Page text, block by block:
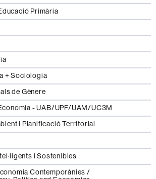
Primària
+ Sociologia
de Gènere
- UAB/UPF/UAM/UC3M
i Planificació Territorial
i Sostenibles
Contemporànies /